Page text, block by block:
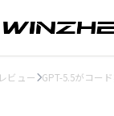
レビュー GPT-5.5がコー